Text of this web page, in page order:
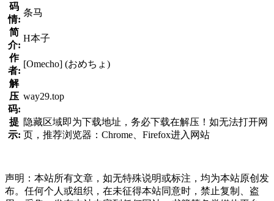
码
情:
条马
简
介:
H本子
作
者:
[Omecho] (おめちょ)
解
压
码:
way29.top
提
示:
隐藏区域即为下载地址，务必下载在解压！如无法打开网
页，推荐浏览器：Chrome、Firefox进入网站
声明：本站所有文章，如无特殊说明或标注，均为本站原创发
布。任何个人或组织，在未征得本站同意时，禁止复制、盗